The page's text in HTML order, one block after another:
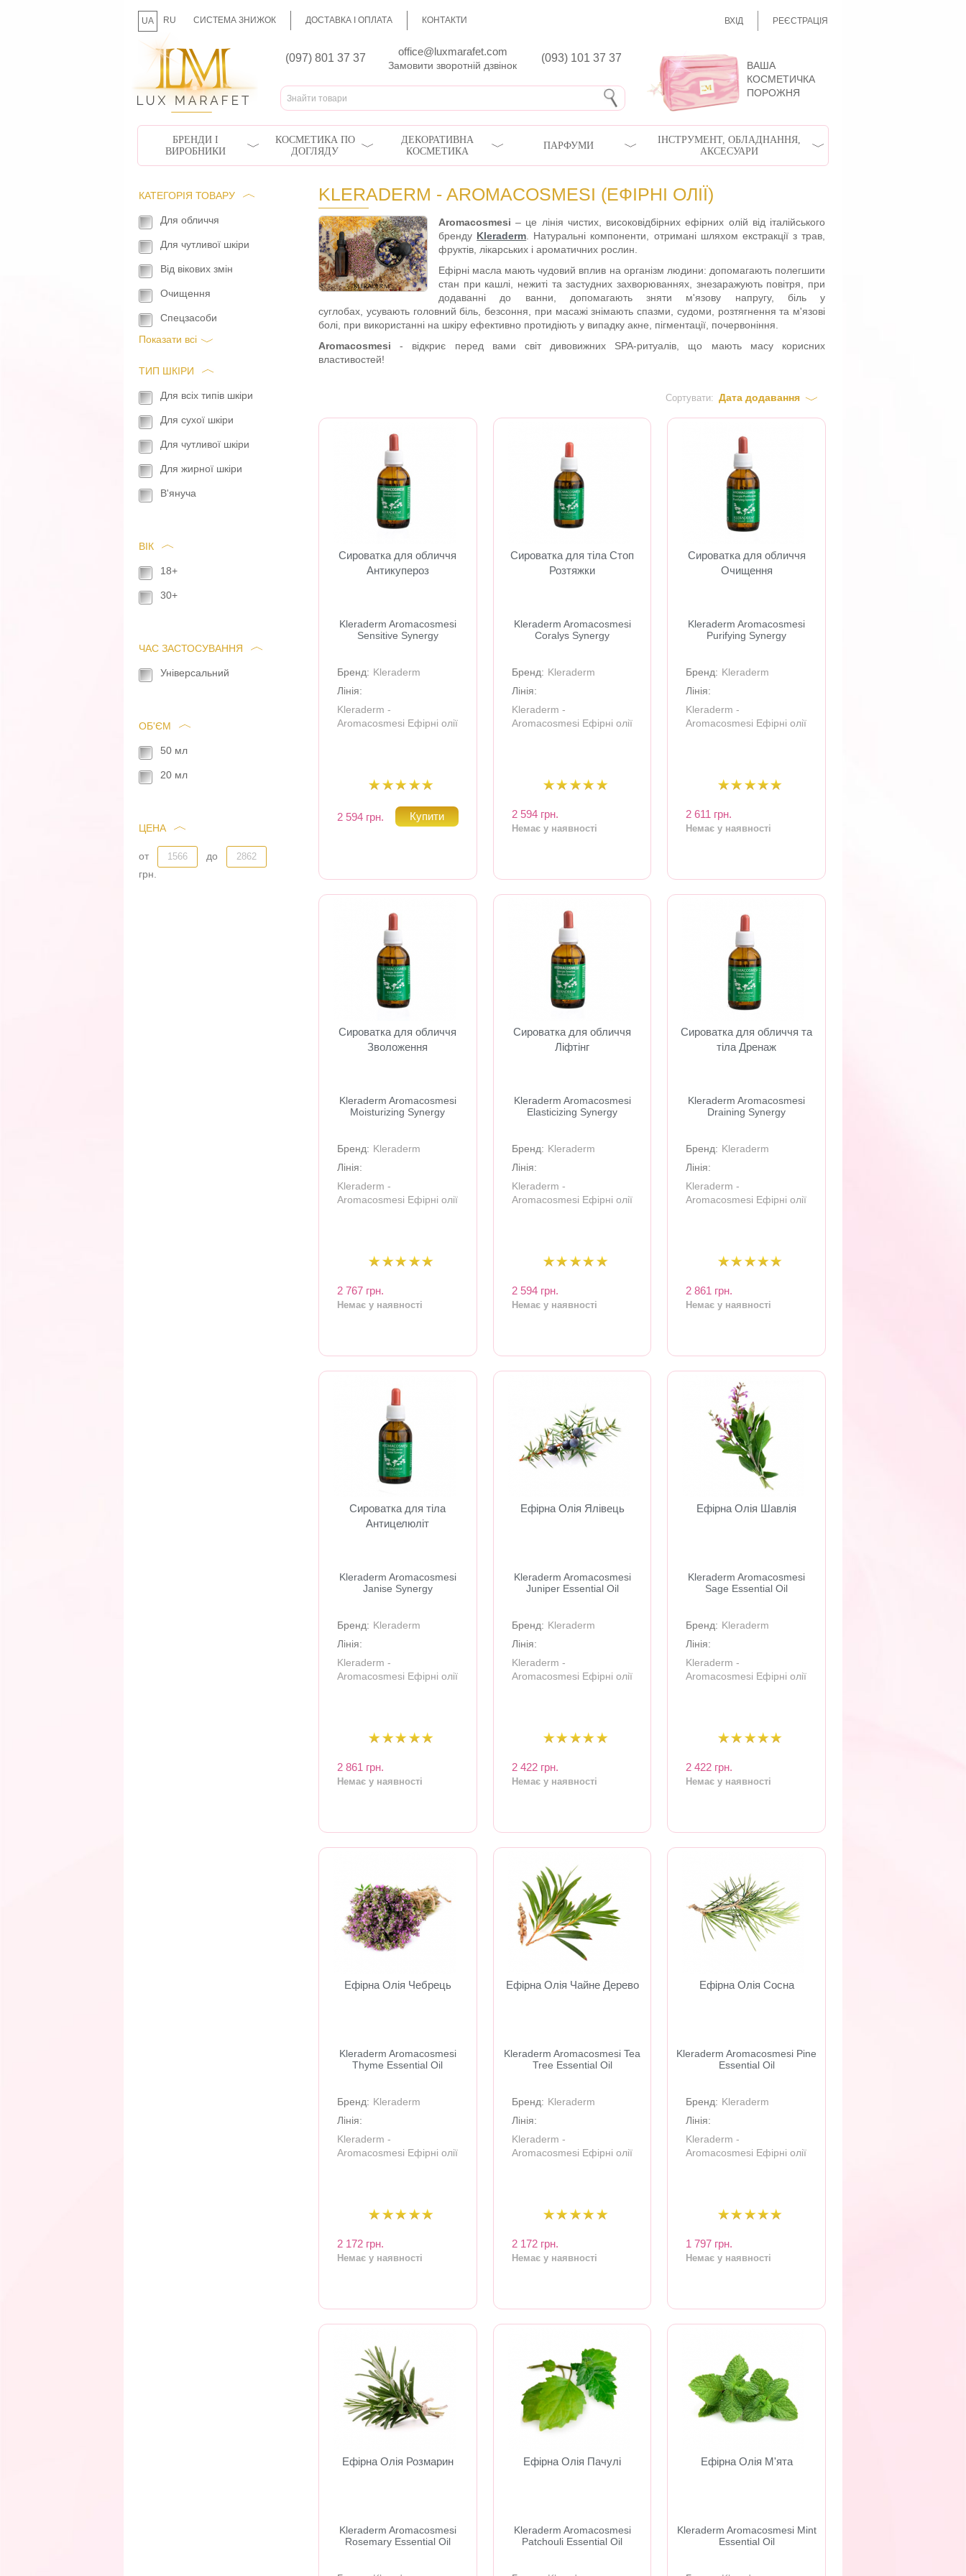
UA RU СИСТЕМА ЗНИЖОК ДОСТАВКА І ОПЛАТА КОНТАКТИ ВХІД РЕЄСТРАЦІЯ
(097) 801 37 37
office@luxmarafet.com
(093) 101 37 37
Замовити зворотній дзвінок
ВАША
КОСМЕТИЧКА
ПОРОЖНЯ
БРЕНДИ І
ВИРОБНИКИ
КОСМЕТИКА ПО
ДОГЛЯДУ
ДЕКОРАТИВНА
КОСМЕТИКА
ПАРФУМИ
ІНСТРУМЕНТ, ОБЛАДНАННЯ,
АКСЕСУАРИ
КАТЕГОРІЯ ТОВАРУ
Для обличчя
Для чутливої шкіри
Від вікових змін
Очищення
Спецзасоби
Показати всi
ТИП ШКІРИ
Для всіх типів шкіри
Для сухої шкіри
Для чутливої шкіри
Для жирної шкіри
В'януча
ВІК
18+
30+
ЧАС ЗАСТОСУВАННЯ
Універсальний
ОБ'ЄМ
50 мл
20 мл
ЦЕНА
от
до
грн.
KLERADERM - AROMACOSMESI (ЕФІРНІ ОЛІЇ)
Aromacosmesi – це лінія чистих, високовідбірних ефірних олій від італійського
бренду Kleraderm . Натуральні компоненти, отримані шляхом екстракції з трав,
фруктів, лікарських і ароматичних рослин.
Ефірні масла мають чудовий вплив на організм людини: допомагають полегшити
стан при кашлі, нежиті та застудних захворюваннях, знезаражують повітря, при
додаванні до ванни, допомагають зняти м'язову напругу, біль у
суглобах, усувають головний біль, безсоння, при масажі знімають спазми, судоми, розтягнення та м'язові
болі, при використанні на шкіру ефективно протидіють у випадку акне, пігментації, почервоніння.
Aromacosmesi- відкриє перед вами світ дивовижних SPA-ритуалів, що мають масу корисних
властивостей!
Сортувати: Дата додавання
Сироватка для обличчя
Антикупероз
​Kleraderm Aromacosmesi
Sensitive Synergy
Бренд: Kleraderm
Лінія:
Kleraderm -
Aromacosmesi Ефірні олії
2 594 грн.
Сироватка для тіла Стоп
Розтяжки
​Kleraderm Aromacosmesi
Coralys Synergy
Бренд: Kleraderm
Лінія:
Kleraderm -
Aromacosmesi Ефірні олії
2 594 грн.
Немає у наявності
Сироватка для обличчя
Очищення
​Kleraderm Aromacosmesi
Purifying Synergy
Бренд: Kleraderm
Лінія:
Kleraderm -
Aromacosmesi Ефірні олії
2 611 грн.
Немає у наявності
Сироватка для обличчя
Зволоження
Kleraderm Aromacosmesi
Moisturizing Synergy
Бренд: Kleraderm
Лінія:
Kleraderm -
Aromacosmesi Ефірні олії
2 767 грн.
Немає у наявності
Сироватка для обличчя
Ліфтінг
​Kleraderm Aromacosmesi
Elasticizing Synergy
Бренд: Kleraderm
Лінія:
Kleraderm -
Aromacosmesi Ефірні олії
2 594 грн.
Немає у наявності
Сироватка для обличчя та
тіла Дренаж
​Kleraderm Aromacosmesi
Draining Synergy
Бренд: Kleraderm
Лінія:
Kleraderm -
Aromacosmesi Ефірні олії
2 861 грн.
Немає у наявності
Сироватка для тіла
Антицелюліт
​Kleraderm Aromacosmesi
Janise Synergy
Бренд: Kleraderm
Лінія:
Kleraderm -
Aromacosmesi Ефірні олії
2 861 грн.
Немає у наявності
Ефірна Олія Ялівець
​Kleraderm Aromacosmesi
Juniper Essential Oil
Бренд: Kleraderm
Лінія:
Kleraderm -
Aromacosmesi Ефірні олії
2 422 грн.
Немає у наявності
Ефірна Олія Шавлія
​Kleraderm Aromacosmesi
Sage Essential Oil
Бренд: Kleraderm
Лінія:
Kleraderm -
Aromacosmesi Ефірні олії
2 422 грн.
Немає у наявності
Ефірна Олія Чебрець
​Kleraderm Aromacosmesi
Thyme Essential Oil
Бренд: Kleraderm
Лінія:
Kleraderm -
Aromacosmesi Ефірні олії
2 172 грн.
Немає у наявності
Ефірна Олія Чайне Дерево
Kleraderm Aromacosmesi Tea
Tree Essential Oil
Бренд: Kleraderm
Лінія:
Kleraderm -
Aromacosmesi Ефірні олії
2 172 грн.
Немає у наявності
Ефірна Олія Сосна
​Kleraderm Aromacosmesi Pine
Essential Oil
Бренд: Kleraderm
Лінія:
Kleraderm -
Aromacosmesi Ефірні олії
1 797 грн.
Немає у наявності
Ефірна Олія Розмарин
​Kleraderm Aromacosmesi
Rosemary Essential Oil
Ефірна Олія Пачулі
Kleraderm Aromacosmesi
Patchouli Essential Oil
Ефірна Олія М'ята
​Kleraderm Aromacosmesi Mint
Essential Oil